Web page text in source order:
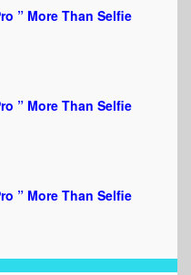
” More Than Selfie
” More Than Selfie
” More Than Selfie